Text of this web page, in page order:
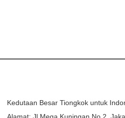
Kedutaan Besar Tiongkok untuk